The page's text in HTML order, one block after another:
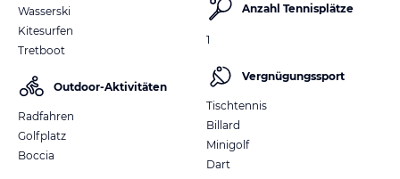
Wasserski
Kitesurfen
Tretboot
Outdoor-Aktivitäten
Radfahren
Golfplatz
Boccia
Anzahl Tennisplätze
1
Vergnügungssport
Tischtennis
Billard
Minigolf
Dart